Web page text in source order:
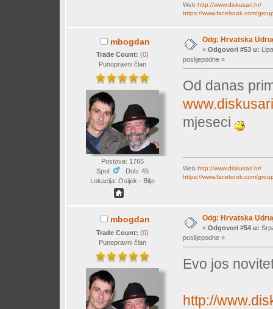
Web http://www.diskusari.hr/
https://www.facebook.com/
mbogdan
Trade Count: (0)
Punopravni član
Postova: 1765
Spol:
Dob: 45
Lokacija: Osijek - Bilje
Odg: Hrvatska
« Odgovori #53 u:
poslijepodne »
Od danas
mjeseci
Web http://www.diskusari.hr/
https://www.facebook.com/
mbogdan
Trade Count: (0)
Punopravni član
Odg: Hrvatska
« Odgovori #54 u:
poslijepodne »
Evo jos
http://